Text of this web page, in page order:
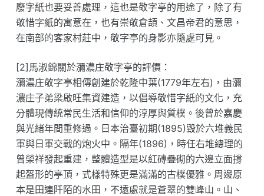
廢字紙也要妥善處理，這也是敬字亭的用途了，除了有
敬惜字紙的寓意在，也有崇敬倉頡、文昌帝君的意思，
在南部的客家村莊中，敬字亭的身影亦隨處可見。
[2]馬淑錦關於瀰濃庄敬字亭的評價：
瀰濃庄敬字亭相傳創建於乾隆中葉(1779年左右)，由瀰
濃庄子弟梁啟旺集資建造，以倡導敬惜字紙的文化，充
分體現傳統常民生活和信仰的淳厚與質樸。後曾於嘉慶
與光緒年間重修過。日本治臺初期(1895)毀於六堆義民
軍與日軍交戰的炮火中。隔年(1896)，時任右堆總理的
曾榮祥發起重建，整體造型是以紅磚疊砌的六邊立面撐
起盔形的亭頂，式樣特殊更是滿滿的古樸優雅。周邊原
本是田連阡陌的水田，不遠處就是蒼翠的雙峰山。山、